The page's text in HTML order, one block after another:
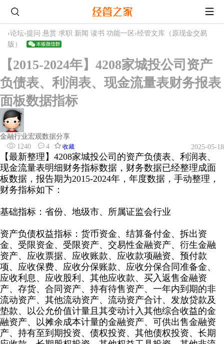
›论坛›提问 悬赏 求职 新闻 读书 功能一区 ›经管文库（原现金交易
版）
【2015-2024年】4208家城投公司资产
负债表、利润表、现金流量表财务报表
面板数据指标
金融行业宏观数据分享
1240
4 收藏 2025-05-18
【最新整理】4208家城投公司的资产负债表、利润表、
现金流量表明细财务指标数据，财务数据已经整理成面
板数据，报告期为2015-2024年，年度数据，手动整理，
财务指标如下：
基础指标：省份、地级市、所属证监会行业
资产负债权益指标：货币资金、结算备付金、拆出资
金、受限资金、受限资产、交易性金融资产、衍生金融
资产、应收票据、应收账款、应收款项融资、预付款
项、应收保费、应收分保账款、应收分保合同准备金、
应收利息、应收股利、其他应收款、买入返售金融资
产、存货、合同资产、持有待售资产、一年内到期的非
流动资产、其他流动资产、流动资产合计、发放贷款及
垫款、以公允价值计量且其变动计入其他综合收益的金
融资产、以摊余成本计量的金融资产、可供出售金融资
产、持有至到期投资、债权投资、其他债权投资、长期